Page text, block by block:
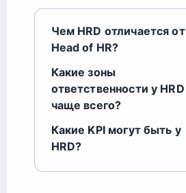
Чем HRD отличается от
Head of HR?
Какие зоны
ответственности у HRD
чаще всего?
Какие KPI могут быть у
HRD?